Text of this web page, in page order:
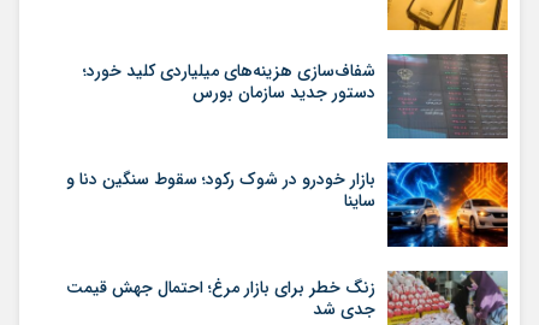
شفاف‌سازی هزینه‌های میلیاردی کلید خورد؛
دستور جدید سازمان بورس
بازار خودرو در شوک رکود؛ سقوط سنگین دنا و
ساینا
زنگ خطر برای بازار مرغ؛ احتمال جهش قیمت
جدی شد